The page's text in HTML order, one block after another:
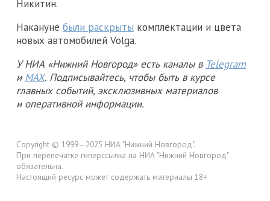
Никитин.
Накануне были раскрыты комплектации и цвета
новых автомобилей Volga.
У НИА «Нижний Новгород» есть каналы в Telegram
и MAX. Подписывайтесь, чтобы быть в курсе
главных событий, эксклюзивных материалов
и оперативной информации.
Copyright © 1999—2025 НИА "Нижний Новгород".
При перепечатке гиперссылка на НИА "Нижний Новгород"
обязательна.
Настоящий ресурс может содержать материалы 18+